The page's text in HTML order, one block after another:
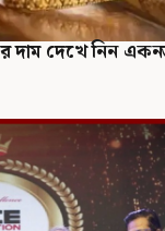
দেখে নিন